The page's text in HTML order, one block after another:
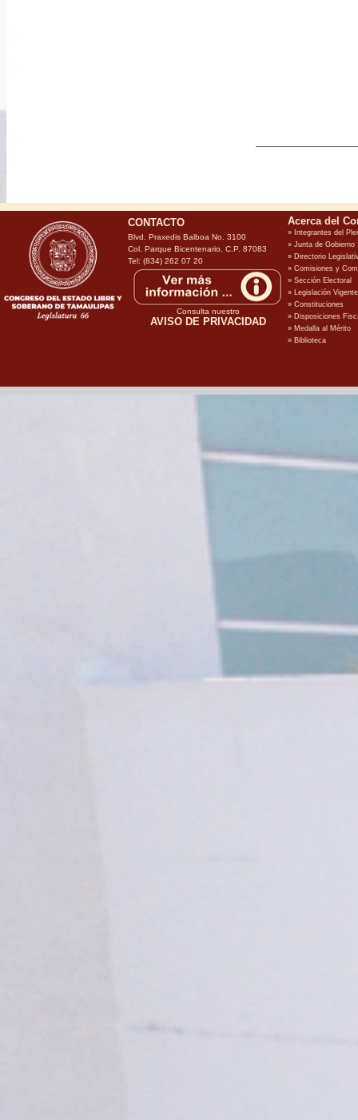
CONTACTO
Blvd. Praxedis Balboa No. 3100
Col. Parque Bicentenario, C.P. 87083
Tel: (834) 262 07 20
Consulta nuestro
AVISO DE PRIVACIDAD